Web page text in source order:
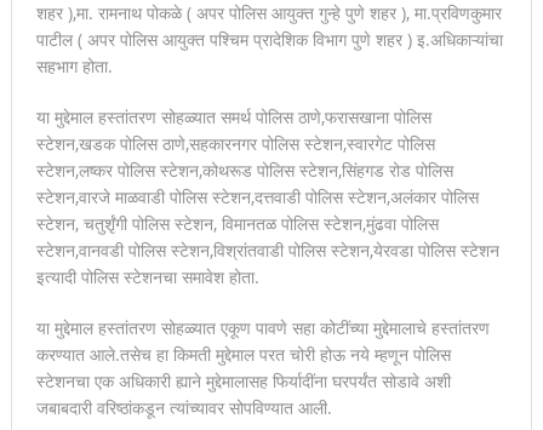
शहर ),मा. रामनाथ पोकळे ( अपर पोलिस आयुक्त गुन्हे पुणे शहर ), मा.प्रविणकुमार
पाटील ( अपर पोलिस आयुक्त पश्चिम प्रादेशिक विभाग पुणे शहर ) इ.अधिकाऱ्यांचा
सहभाग होता.
या मुद्देमाल हस्तांतरण सोहळ्यात समर्थ पोलिस ठाणे,फरासखाना पोलिस
स्टेशन,खडक पोलिस ठाणे,सहकारनगर पोलिस स्टेशन,स्वारगेट पोलिस
स्टेशन,लष्कर पोलिस स्टेशन,कोथरूड पोलिस स्टेशन,सिंहगड रोड पोलिस
स्टेशन,वारजे माळवाडी पोलिस स्टेशन,दत्तवाडी पोलिस स्टेशन,अलंकार पोलिस
स्टेशन, चतुर्शृंगी पोलिस स्टेशन, विमानतळ पोलिस स्टेशन,मुंढवा पोलिस
स्टेशन,वानवडी पोलिस स्टेशन,विश्रांतवाडी पोलिस स्टेशन,येरवडा पोलिस स्टेशन
इत्यादी पोलिस स्टेशनचा समावेश होता.
या मुद्देमाल हस्तांतरण सोहळ्यात एकूण पावणे सहा कोटींच्या मुद्देमालाचे हस्तांतरण
करण्यात आले.तसेच हा किमती मुद्देमाल परत चोरी होऊ नये म्हणून पोलिस
स्टेशनचा एक अधिकारी ह्याने मुद्देमालासह फिर्यादींना घरपर्यंत सोडावे अशी
जबाबदारी वरिष्ठांकडून त्यांच्यावर सोपविण्यात आली.